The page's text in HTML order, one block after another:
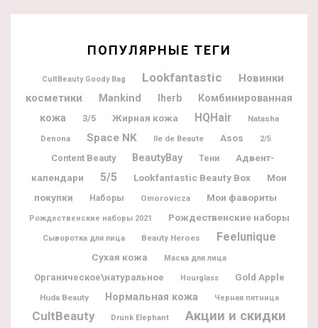
ПОПУЛЯРНЫЕ ТЕГИ
CultBeauty Goody Bag Lookfantastic
Новинки
косметики
Mankind Iherb
Комбинированная
кожа
3/5 Жирная кожа HQHair
Natasha
Denona
Space NK Ile de Beaute Asos 2/5
Content Beauty BeautyBay Тени
Адвент-
календари
5/5 Lookfantastic Beauty Box
Мои
покупки
Наборы Omorovicza Мои фавориты
Рождественские наборы 2021 Рождественские наборы
Сыворотка для лица Beauty Heroes Feelunique
Сухая кожа Маска для лица
Органическое\натуральное Hourglass Gold Apple
Huda Beauty Нормальная кожа Черная пятница
CultBeauty Drunk Elephant Акции и скидки